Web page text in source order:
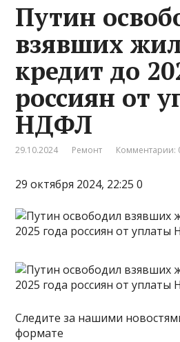
Путин
взявших
кредит до
россиян от
НДФЛ
29.10.2024 Ремонт Комментарии:
29 октября 2024, 22:25 0
Следите за нашими
формате